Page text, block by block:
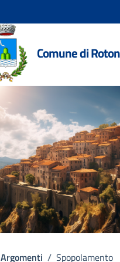
Comune di
Argomenti / Spopolamento